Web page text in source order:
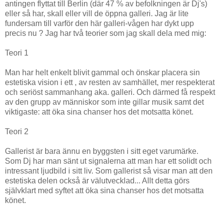
antingen flyttat till Berlin (där 47 % av befolkningen är Dj's)
eller så har, skall eller vill de öppna galleri. Jag är lite
fundersam till varför den här galleri-vågen har dykt upp
precis nu ? Jag har två teorier som jag skall dela med mig:
Teori 1
Man har helt enkelt blivit gammal och önskar placera sin
estetiska vision i ett , av resten av samhället, mer respekterat
och seriöst sammanhang aka. galleri. Och därmed få respekt
av den grupp av människor som inte gillar musik samt det
viktigaste: att öka sina chanser hos det motsatta könet.
Teori 2
Gallerist är bara ännu en byggsten i sitt eget varumärke.
Som Dj har man sänt ut signalerna att man har ett solidt och
intressant ljudbild i sitt liv. Som gallerist så visar man att den
estetiska delen också är välutvecklad... Allt detta görs
självklart med syftet att öka sina chanser hos det motsatta
könet.